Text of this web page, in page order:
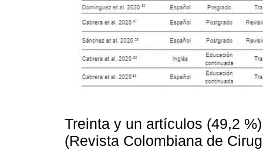
Treinta y un artículos (49,2
(Revista Colombiana de